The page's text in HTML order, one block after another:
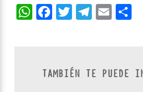
WhatsApp
Facebook
Twitter
TAMBIÉN TE PUEDE